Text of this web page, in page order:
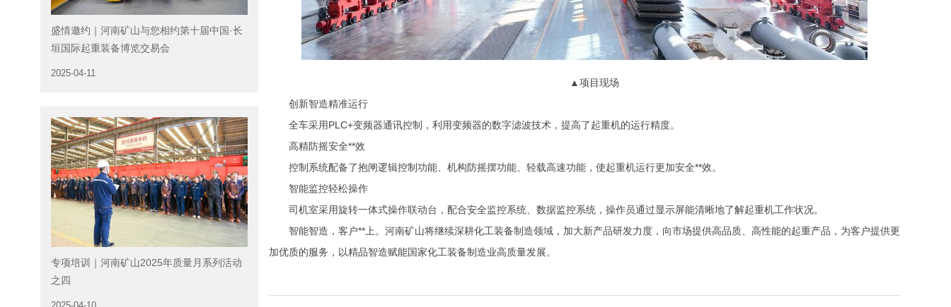
盛情邀约｜河南矿山与您相约第十届中国·长
垣国际起重装备博览交易会
2025-04-11
专项培训｜河南矿山2025年质量月系列活动
之四
▲项目现场
创新智造精准运行
全车采用PLC+变频器通讯控制，利用变频器的数字滤波技术，提高了起重机的运行精度。
高精防摇安全**效
控制系统配备了抱闸逻辑控制功能、机构防摇摆功能、轻载高速功能，使起重机运行更加安全**效。
智能监控轻松操作
司机室采用旋转一体式操作联动台，配合安全监控系统、数据监控系统，操作员通过显示屏能清晰地了解起重机工作状况。
智能智造，客户**上。河南矿山将继续深耕化工装备制造领域，加大新产品研发力度，向市场提供高品质、高性能的起重产品，为客户提供更
加优质的服务，以精品智造赋能国家化工装备制造业高质量发展。